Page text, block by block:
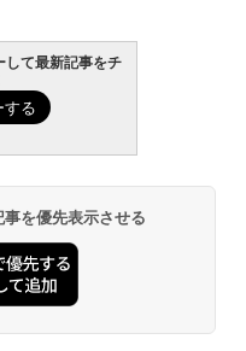
して最新記事をチ
を優先表示させる